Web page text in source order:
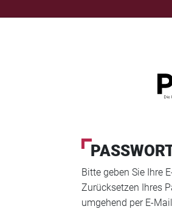
Bitte geben Sie Ihre
Zurücksetzen Ihres
umgehend per E-